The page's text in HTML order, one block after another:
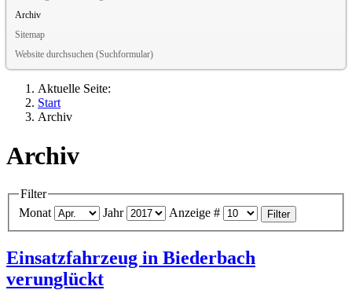
Archiv
Sitemap
Website durchsuchen (Suchformular)
Aktuelle Seite:
Start
Archiv
Archiv
Filter
Monat
Jahr Anzeige # Filter
Einsatzfahrzeug in Biederbach
verunglückt